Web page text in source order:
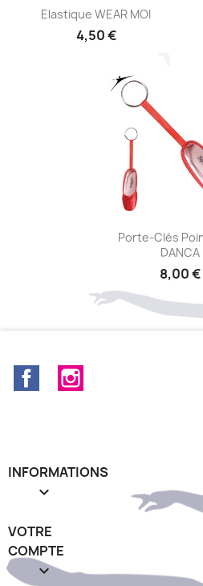
Aperçu rapide
Elastique WEAR MOI
4,50 €
Aperçu
Porte-Clés
DANCA
8,00 €
Facebook
INFORMATIONS

VOTRE
COMPTE
